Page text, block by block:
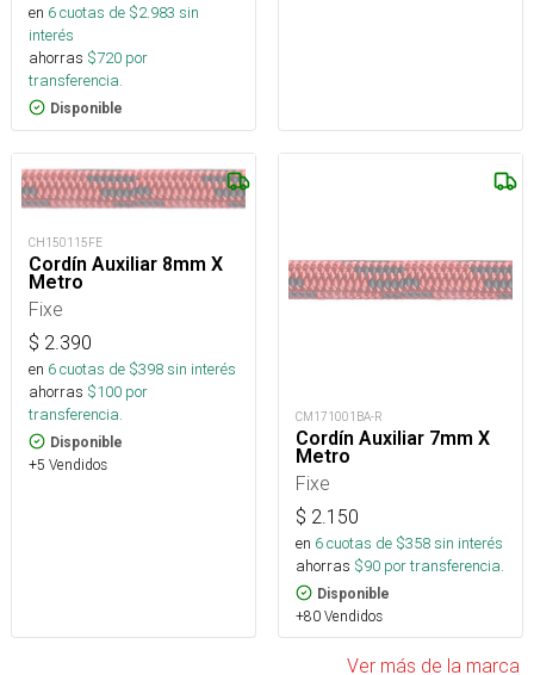
en 6cuotas de $2.983 sin
interés
ahorras $720 por
transferencia.
Disponible
CH150115FE
Cordín Auxiliar 8mm X
Metro
Fixe
$ 2.390
en 6cuotas de $398sin interés
ahorras $100 por
transferencia.
Disponible
+5 Vendidos
CM171001BA-R
Cordín Auxiliar 7mm X
Metro
Fixe
$ 2.150
en 6cuotas de $358sin interés
ahorras $90 por transferencia.
Disponible
+80 Vendidos
Ver más de la marca